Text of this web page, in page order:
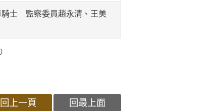
騎士 監察委員趙永清、王美
回上一頁 回最上面